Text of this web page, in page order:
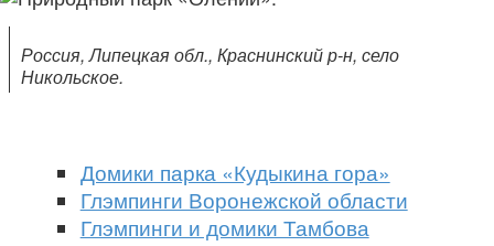
Россия, Липецкая обл., Краснинский р-н, село
Никольское.
Домики парка «Кудыкина гора»
Глэмпинги Воронежской области
Глэмпинги и домики Тамбова